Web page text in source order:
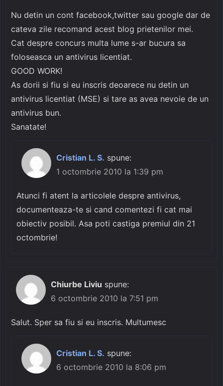
Nu detin un cont facebook,twitter sau google dar de
cateva zile recomand acest blog prietenilor mei.
Cat despre concurs multa lume s-ar bucura sa
foloseasca un antivirus licentiat.
GOOD WORK!
As dorii si fiu si eu inscris deoarece nu detin un
antivirus licentiat (MSE) si tare as avea nevoie de un
antivirus bun.
Sanatate!
Cristian L. S. spune:
1 octombrie 2010 la 1:39 pm
Atunci fi atent la articolele despre antivirus,
documenteaza-te si cand comentezi fi cat mai
obiectiv posibil. Asa poti castiga premiul din 21
octombrie!
Chiurbe Liviu spune:
6 octombrie 2010 la 7:51 pm
Salut. Sper sa fiu si eu inscris. Multumesc
Cristian L. S. spune:
6 octombrie 2010 la 8:06 pm